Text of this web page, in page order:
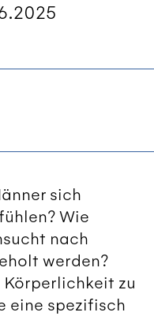
sich
Wie
nach
werden?
zu
eine spezifisch